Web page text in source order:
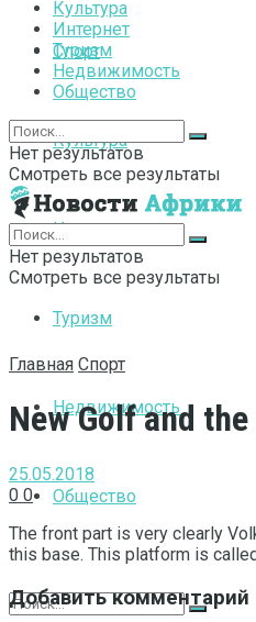
Спорт
Культура
Интернет
Туризм
Недвижимость
Общество
Культура
Интернет
Туризм
Недвижимость
Общество
Нет результатов
Смотреть все результаты
Нет результатов
Смотреть все результаты
Главная Спорт
New Golf and the
25.05.2018
0 0
The front part is very clearly
this base. This platform is
Добавить комментарий